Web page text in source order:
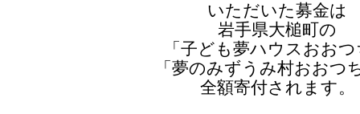
いただいた募金は
岩手県大槌町の
「子ども夢ハウスおお
「夢のみずうみ村おおつ
全額寄付されます。